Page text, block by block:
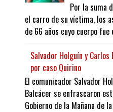
Por la suma
el carro de su víctima, los
de 66 años cuyo cuerpo fue
Salvador Holguín y
por caso Quirino
El comunicador Salvador
Balcácer se enfrascaron
Gobierno de la Mañana de